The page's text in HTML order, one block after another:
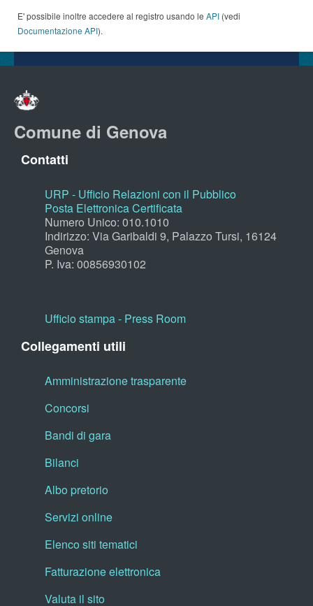
E' possibile inoltre accedere al registro usando le API (vedi
Documentazione API).
Comune di Genova
Contatti
URP - Ufficio Relazioni con il Pubblico
Posta Elettronica Certificata
Numero Unico: 010.1010
Indirizzo: Via Garibaldi 9, Palazzo Tursi, 16124
Genova
P. Iva: 00856930102
Ufficio stampa - Press Room
Collegamenti utili
Amministrazione trasparente
Concorsi
Bandi di gara
Bilanci
Albo pretorio
Servizi online
Elenco siti tematici
Fatturazione elettronica
Valuta il sito